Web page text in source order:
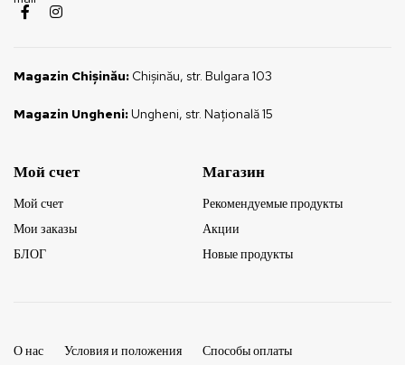
Magazin Chișinău: Chișinău, str. Bulgara 103
Magazin Ungheni:Ungheni, str. Națională 15
Мой счет
Мой счет
Мои заказы
БЛОГ
Магазин
Рекомендуемые продукты
Акции
Новые продукты
О нас Условия и положения
Способы оплаты